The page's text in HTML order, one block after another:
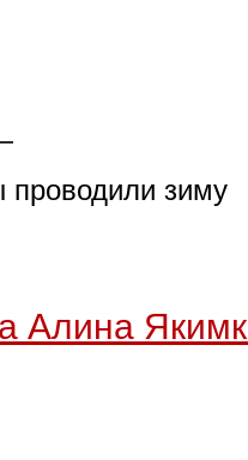
проводили зиму
Алина